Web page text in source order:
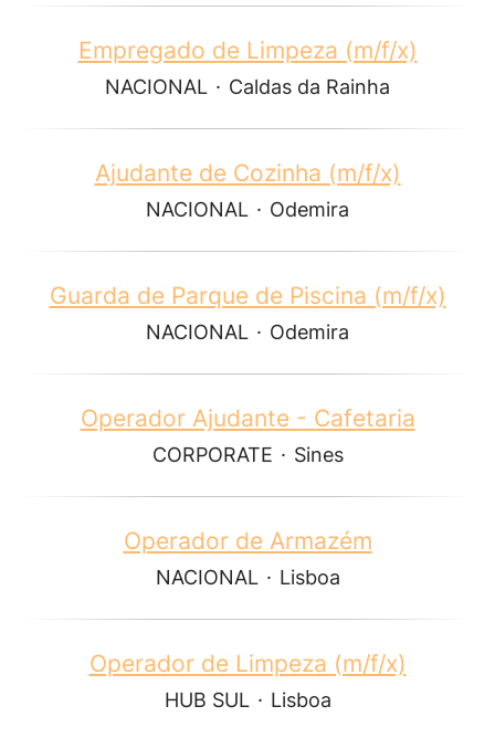
Empregado de Limpeza (m/f/x)
NACIONAL · Caldas da Rainha
Ajudante de Cozinha (m/f/x)
NACIONAL · Odemira
Guarda de Parque de Piscina (m/f/x)
NACIONAL · Odemira
Operador Ajudante - Cafetaria
CORPORATE · Sines
Operador de Armazém
NACIONAL · Lisboa
Operador de Limpeza (m/f/x)
HUB SUL · Lisboa